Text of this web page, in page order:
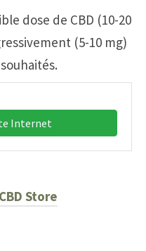
dose de CBD (10-20
(5-10 mg)
Internet
Store